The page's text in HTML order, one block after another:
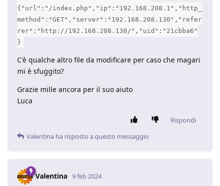
{"url":"/index.php","ip":"192.168.208.1","http_
method":"GET","server":"192.168.208.130","refer
rer":"http://192.168.208.130/","uid":"21cbba6"
}
C'è qualche altro file da modificare per caso che magari
mi è sfuggito?
Grazie mille ancora per il suo aiuto
Luca
Rispondi
Valentina ha risposto a questo messaggio
Valentina 9 feb 2024